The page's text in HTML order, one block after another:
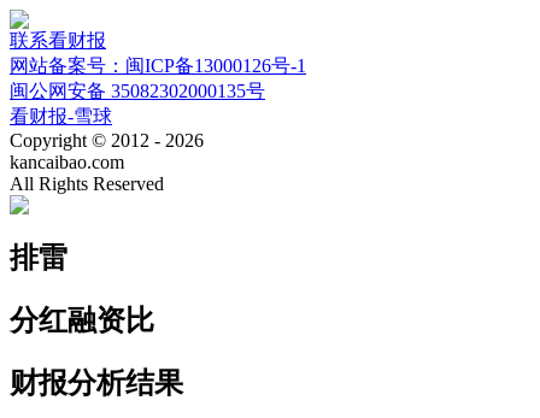
联系看财报
网站备案号：闽ICP备13000126号-1
闽公网安备 35082302000135号
看财报-雪球
Copyright © 2012 - 2026
kancaibao.com
All Rights Reserved
排雷
分红融资比
财报分析结果